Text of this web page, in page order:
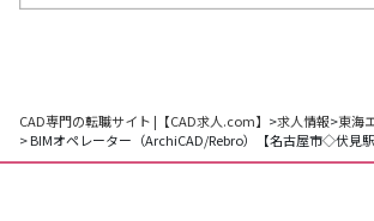
CAD専門の転職サイト |【CAD求人.com】 >求人情報>東海
> BIMオペレーター（ArchiCAD/Rebro）【名古屋市◇伏見